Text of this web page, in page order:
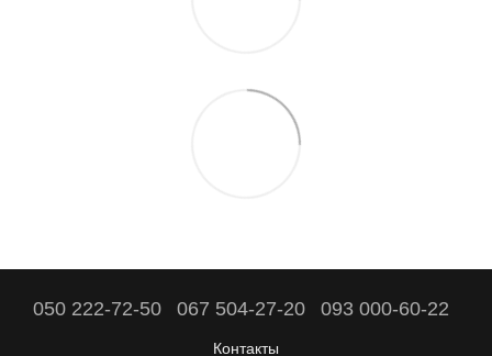
050 222-72-50 067 504-27-20 093 000-60-22
Контакты